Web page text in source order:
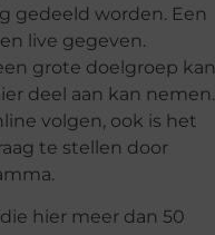
gedeeld worden. Een
live gegeven.
grote doelgroep kan
deel aan kan nemen.
volgen, ook is het
te stellen door
hier meer dan 50